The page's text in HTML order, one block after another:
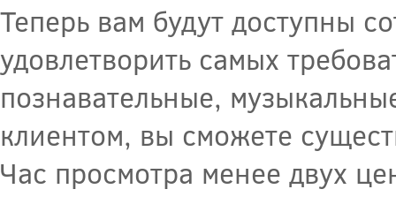
Теперь вам будут доступны
удовлетворить самых
познавательные,
клиентом, вы сможете
Час просмотра менее двух